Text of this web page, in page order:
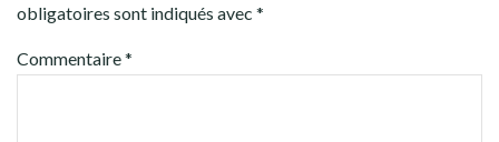
obligatoires sont indiqués avec *
Commentaire*